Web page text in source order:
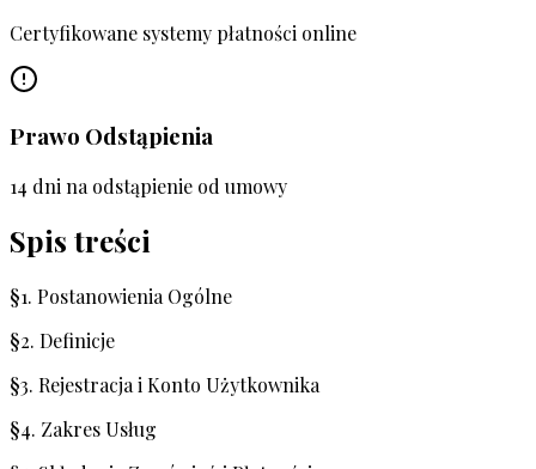
Certyfikowane systemy płatności online
Prawo Odstąpienia
14 dni na odstąpienie od umowy
Spis treści
§1. Postanowienia Ogólne
§2. Definicje
§3. Rejestracja i Konto Użytkownika
§4. Zakres Usług